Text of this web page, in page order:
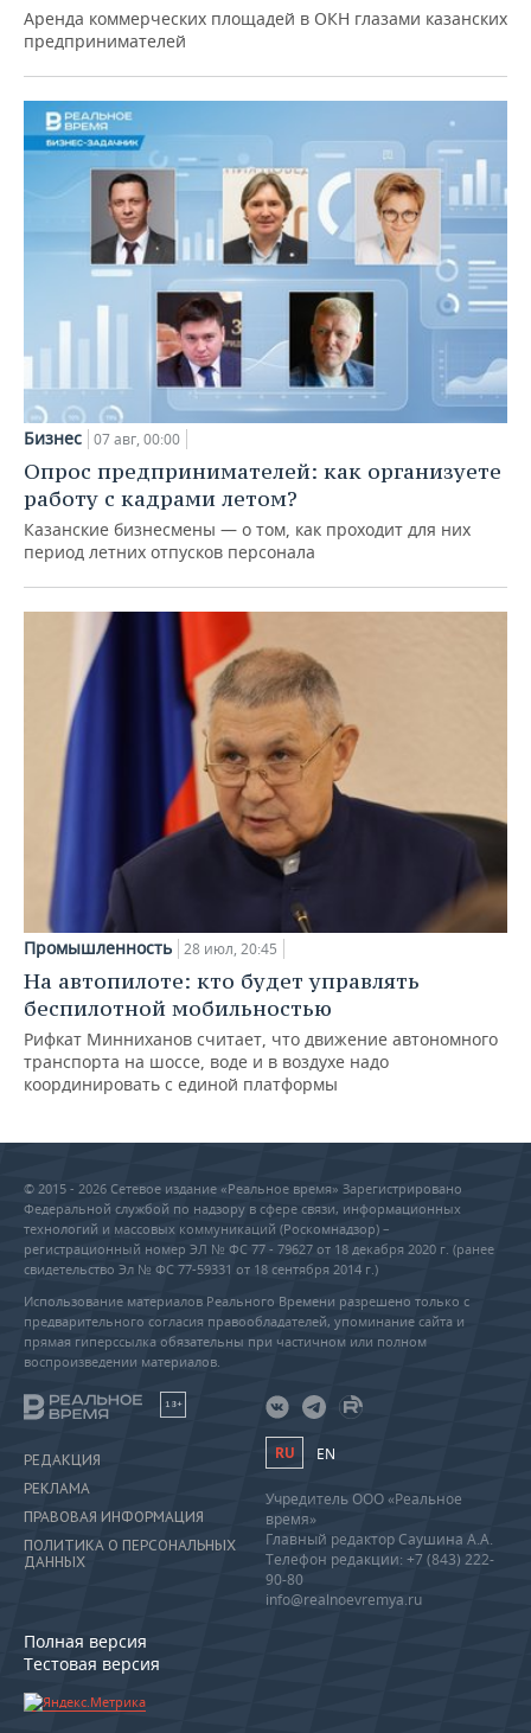
Аренда коммерческих площадей в ОКН глазами казанских
предпринимателей
Бизнес 07 авг, 00:00
Опрос предпринимателей: как организуете
работу с кадрами летом?
Казанские бизнесмены — о том, как проходит для них
период летних отпусков персонала
Промышленность 28 июл, 20:45
На автопилоте: кто будет управлять
беспилотной мобильностью
Рифкат Минниханов считает, что движение автономного
транспорта на шоссе, воде и в воздухе надо
координировать с единой платформы
© 2015 - 2026 Сетевое издание «Реальное время» Зарегистрировано
Федеральной службой по надзору в сфере связи, информационных
технологий и массовых коммуникаций (Роскомнадзор) –
регистрационный номер ЭЛ № ФС 77 - 79627 от 18 декабря 2020 г. (ранее
свидетельство Эл № ФС 77-59331 от 18 сентября 2014 г.)
Использование материалов Реального Времени разрешено только с
предварительного согласия правообладателей, упоминание сайта и
прямая гиперссылка обязательны при частичном или полном
воспроизведении материалов.
18+
РЕДАКЦИЯ
РЕКЛАМА
ПРАВОВАЯ ИНФОРМАЦИЯ
ПОЛИТИКА О ПЕРСОНАЛЬНЫХ
ДАННЫХ
Полная версия
Тестовая версия
RU EN
Учредитель ООО «Реальное
время»
Главный редактор Саушина А.А.
Телефон редакции: +7 (843) 222-
90-80
info@realnoevremya.ru